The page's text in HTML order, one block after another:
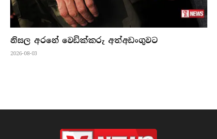
නිසල අරනේ වෙඩික්කරු අත්අඩංගුවට
2026-08-03